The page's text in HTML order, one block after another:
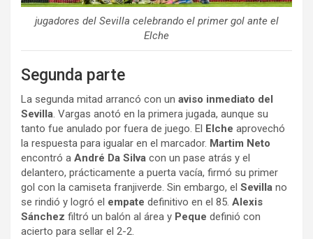
jugadores del Sevilla celebrando el primer gol ante el
Elche
Segunda parte
La segunda mitad arrancó con un aviso inmediato del
Sevilla. Vargas anotó en la primera jugada, aunque su
tanto fue anulado por fuera de juego. El Elche aprovechó
la respuesta para igualar en el marcador. Martim Neto
encontró a André Da Silva con un pase atrás y el
delantero, prácticamente a puerta vacía, firmó su primer
gol con la camiseta franjiverde. Sin embargo, el Sevilla no
se rindió y logró el empate definitivo en el 85. Alexis
Sánchez filtró un balón al área y Peque definió con
acierto para sellar el 2-2.